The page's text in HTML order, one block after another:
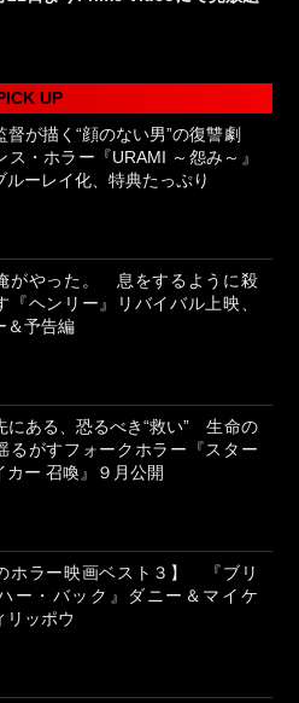
UP
督が描く“顔のない男”の復讐劇
ス・ホラー『URAMI ～怨み～』
ルーレイ化、特典たっぷり
がやった。 息をするように殺
『ヘンリー』リバイバル上映、
＆予告編
にある、恐るべき“救い” 生命の
るがすフォークホラー『スター
カー 召喚』９月公開
ホラー映画ベスト３】 『ブリ
ー・バック』ダニー＆マイケ
リッポウ